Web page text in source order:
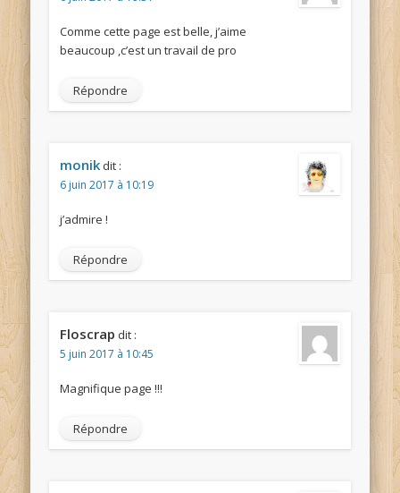
Comme cette page est belle, j’aime
beaucoup ,c’est un travail de pro
Répondre
monik dit :
6 juin 2017 à 10:19
j’admire !
Répondre
Floscrap dit :
5 juin 2017 à 10:45
Magnifique page !!!
Répondre